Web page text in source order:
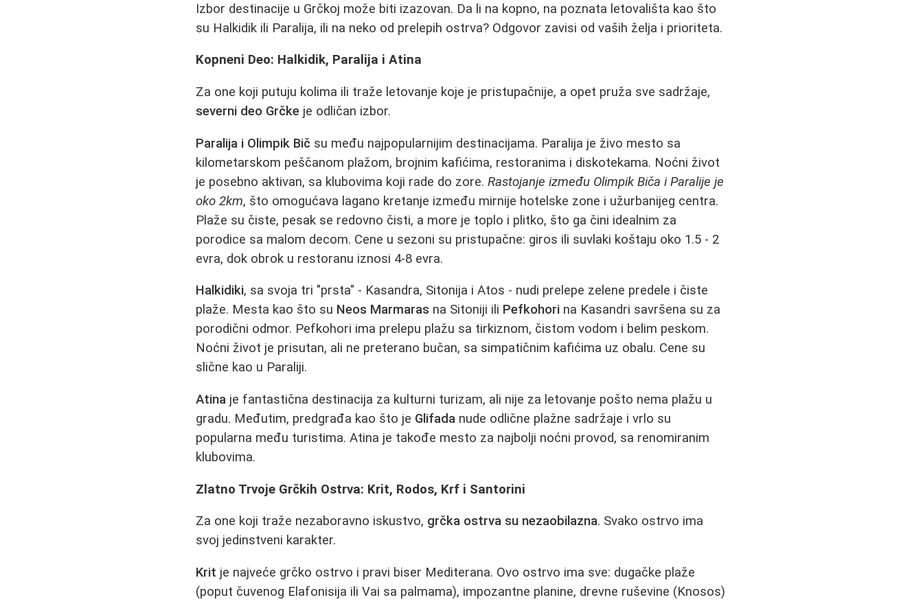
Izbor destinacije u Grčkoj može biti izazovan. Da li na kopno, na poznata letovališta kao što
su Halkidik ili Paralija, ili na neko od prelepih ostrva? Odgovor zavisi od vaših želja i prioriteta.
Kopneni Deo: Halkidik, Paralija i Atina
Za one koji putuju kolima ili traže letovanje koje je pristupačnije, a opet pruža sve sadržaje,
severni deo Grčke je odličan izbor.
Paralija i Olimpik Bič su među najpopularnijim destinacijama. Paralija je živo mesto sa
kilometarskom peščanom plažom, brojnim kafićima, restoranima i diskotekama. Noćni život
je posebno aktivan, sa klubovima koji rade do zore.Rastojanje između Olimpik Biča i Paralije je
oko 2km, što omogućava lagano kretanje između mirnije hotelske zone i užurbanijeg centra.
Plaže su čiste, pesak se redovno čisti, a more je toplo i plitko, što ga čini idealnim za
porodice sa malom decom. Cene u sezoni su pristupačne: giros ili suvlaki koštaju oko 1.5 - 2
evra, dok obrok u restoranu iznosi 4-8 evra.
Halkidiki, sa svoja tri "prsta" - Kasandra, Sitonija i Atos - nudi prelepe zelene predele i čiste
plaže. Mesta kao što su Neos Marmaras na Sitoniji ili Pefkohori na Kasandri savršena su za
porodični odmor. Pefkohori ima prelepu plažu sa tirkiznom, čistom vodom i belim peskom.
Noćni život je prisutan, ali ne preterano bučan, sa simpatičnim kafićima uz obalu. Cene su
slične kao u Paraliji.
Atina je fantastična destinacija za kulturni turizam, ali nije za letovanje pošto nema plažu u
gradu. Međutim, predgrađa kao što je Glifada nude odlične plažne sadržaje i vrlo su
popularna među turistima. Atina je takođe mesto za najbolji noćni provod, sa renomiranim
klubovima.
Zlatno Trvoje Grčkih Ostrva: Krit, Rodos, Krf i Santorini
Za one koji traže nezaboravno iskustvo, grčka ostrva su nezaobilazna. Svako ostrvo ima
svoj jedinstveni karakter.
Krit je najveće grčko ostrvo i pravi biser Mediterana. Ovo ostrvo ima sve: dugačke plaže
(poput čuvenog Elafonisija ili Vai sa palmama), impozantne planine, drevne ruševine (Knosos)